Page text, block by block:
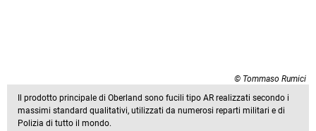
© Tommaso Rumici
Il prodotto principale di Oberland sono fucili tipo AR realizzati secondo i
massimi standard qualitativi, utilizzati da numerosi reparti militari e di
Polizia di tutto il mondo.